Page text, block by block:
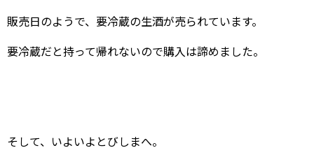
販売日のようで、要冷蔵の生酒が売られています。
要冷蔵だと持って帰れないので購入は諦めました。
そして、いよいよとびしまへ。